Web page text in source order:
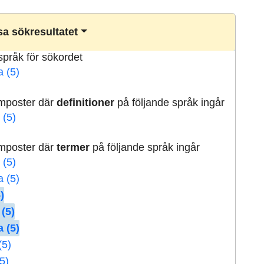
sökresultatet
för sökordet
(5)
därdefinitioner på följande språk ingår
(5)
därtermer på följande språk ingår
(5)
(5)
(5)